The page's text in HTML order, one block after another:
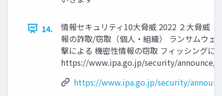
14.
情報セキュリティ10大脅威 2022 ２大脅威
報の詐取/窃取（個人・組織） ランサムウェ
撃による 機密性情報の窃取 フィッシングに
https://www.ipa.go.jp/security/announce/
https://www.ipa.go.jp/security/